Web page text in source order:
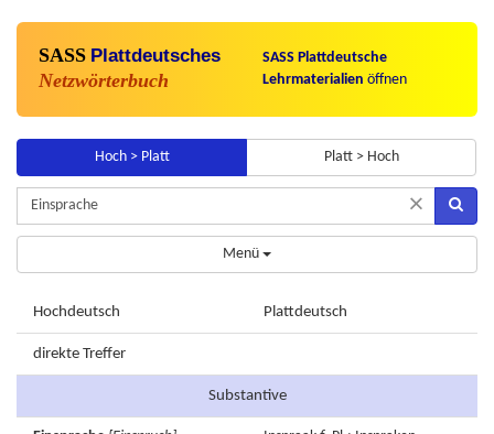
SASS Plattdeutsches
Netzwörterbuch
SASS Plattdeutsche
Lehrmaterialien öffnen
Hoch > Platt Platt > Hoch
×
Menü
Hochdeutsch Plattdeutsch
direkte Treffer
Substantive